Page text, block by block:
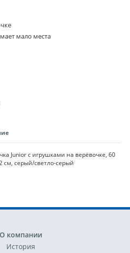
мало места
Junior с игрушками на верёвочке, 60
см, серый/светло-серый
О компании
История